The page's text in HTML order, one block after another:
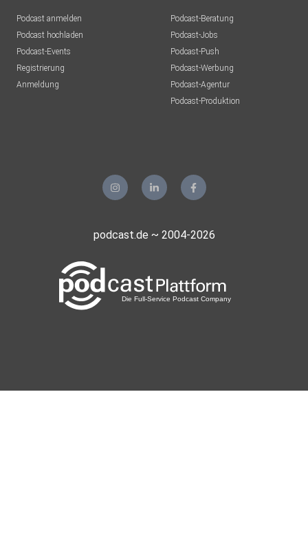
Podcast anmelden
Podcast hochladen
Podcast-Events
Registrierung
Anmeldung
Podcast-Beratung
Podcast-Jobs
Podcast-Push
Podcast-Werbung
Podcast-Agentur
Podcast-Produktion
podcast.de ~ 2004-2026